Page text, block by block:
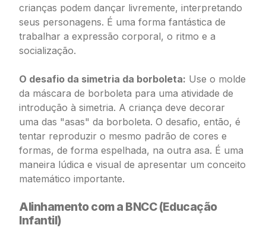
crianças podem dançar livremente, interpretando
seus personagens. É uma forma fantástica de
trabalhar a expressão corporal, o ritmo e a
socialização.
O desafio da simetria da borboleta: Use o molde
da máscara de borboleta para uma atividade de
introdução à simetria. A criança deve decorar
uma das "asas" da borboleta. O desafio, então, é
tentar reproduzir o mesmo padrão de cores e
formas, de forma espelhada, na outra asa. É uma
maneira lúdica e visual de apresentar um conceito
matemático importante.
Alinhamento com a BNCC (Educação
Infantil)